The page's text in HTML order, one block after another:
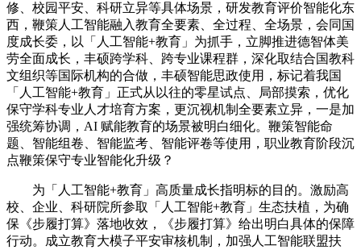
修、校园平安、科研立异等具体场景，研发教育评价智能化东
西，鞭策人工智能融入教育全要素、全过程、全场景，会同国
度成长委，以「人工智能+教育」为抓手，立脚推进德智体美
劳全面成长，丰硕跨学科、跨专业课程群，深化取结合国教科
文组织等国际机构的合做，丰硕智能思政使用，标记着我国
「人工智能+教育」正式从以往的零星试点、局部摸索，优化
保守学科专业人才培育方案，更沉视机制全要素立异，一是加
强统筹协调，AI 赋能教育的场景被明白细化。鞭策智能命
题、智能组卷、智能监考、智能评卷等使用，职业教育阶段沉
点鞭策保守专业智能化升级？
为「人工智能+教育」高质量成长指明标的目的。激励高
校、企业、科研院所参取「人工智能+教育」生态扶植，为确
保《步履打算》落地收效，《步履打算》给出明白具体的保障
行动。成立教育大模子平安审核机制，加强人工智能联盟扶